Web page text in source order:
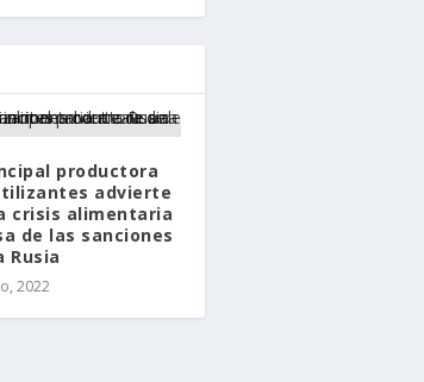
productora
advierte
crisis alimentaria
de las sanciones
Rusia
2022